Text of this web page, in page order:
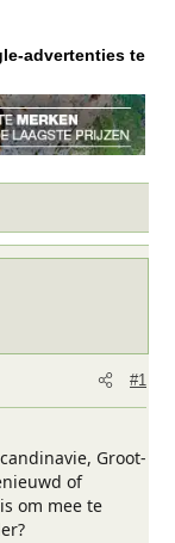
advertenties te
#1
Groot-
of
om mee te